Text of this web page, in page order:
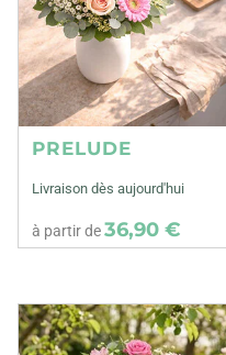
PRELUDE
Livraison dès aujourd'hui
à partir de36,90 €